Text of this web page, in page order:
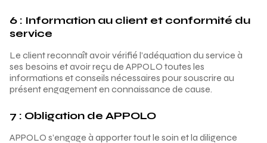
6 : Information au client et conformité du
service
Le client reconnaît avoir vérifié l’adéquation du service à
ses besoins et avoir reçu de APPOLO toutes les
informations et conseils nécessaires pour souscrire au
présent engagement en connaissance de cause.
7 : Obligation de APPOLO
APPOLO s’engage à apporter tout le soin et la diligence